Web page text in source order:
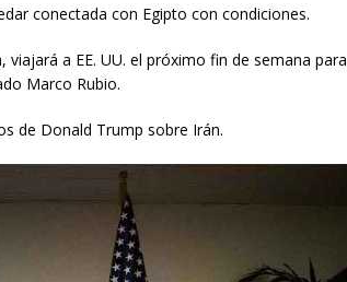
conectada con Egipto con condiciones.
viajará a EE. UU. el próximo fin de semana
Marco Rubio.
de Donald Trump sobre Irán.